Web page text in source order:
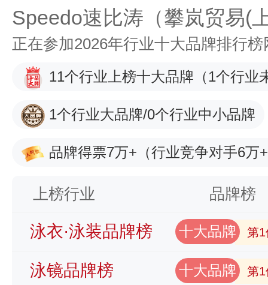
Speedo速比涛（攀岚贸易(
正在参加2026年行业十大品牌排行
11个行业上榜十大品牌 （1个行业
1个行业大品牌/0个行业中小品牌
品牌得票7万+ （行业竞争对手6万
上榜行业 品牌榜
泳衣·泳装品牌榜 十大品牌 第1
泳镜品牌榜 十大品牌 第1